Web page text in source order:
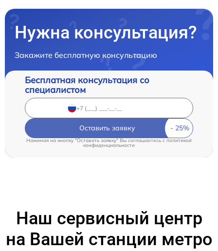
Нужна консультация?
Закажите бесплатную консультацию
Бесплатная консультация со
специалистом
Оставить заявку
Нажимая на кнопку "Оставить заявку" Вы соглашаетесь cполитикой
конфиденциальности
Наш сервисный центр
на Вашей станции метро